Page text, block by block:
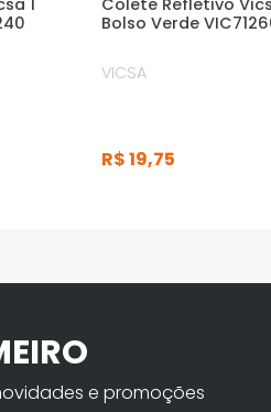
Bolso Verde
VICSA
R$19,75
e promoções